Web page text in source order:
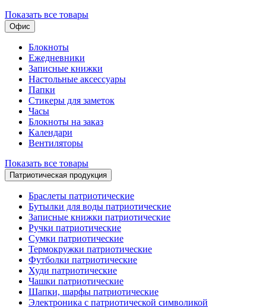
Показать все товары
Офис
Блокноты
Ежедневники
Записные книжки
Настольные аксессуары
Папки
Стикеры для заметок
Часы
Блокноты на заказ
Календари
Вентиляторы
Показать все товары
Патриотическая продукция
Браслеты патриотические
Бутылки для воды патриотические
Записные книжки патриотические
Ручки патриотические
Сумки патриотические
Термокружки патриотические
Футболки патриотические
Худи патриотические
Чашки патриотические
Шапки, шарфы патриотические
Электроника с патриотической символикой